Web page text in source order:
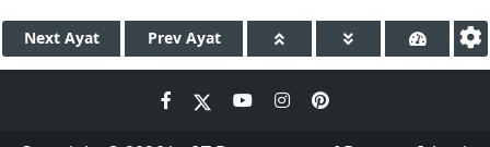
Next Ayat Prev Ayat